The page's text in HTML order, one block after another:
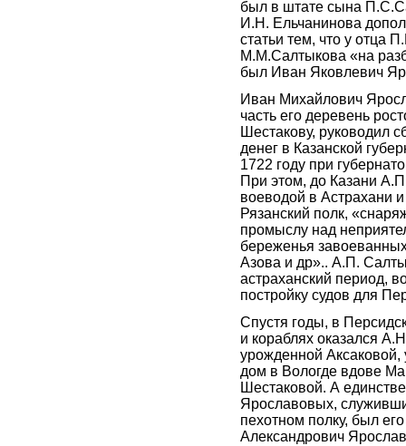
был в штате сына
И.Н. Ельчанинова
статьи тем, что у отца
М.М.Салтыкова «на
был Иван Яковлевич
Иван Михайлович
часть его деревень
Шестакову, руководил
денег в Казанской
1722 году при
При этом, до Казани
воеводой в Астрахани
Рязанский полк,
промыслу над
береженья
Азова и др».. А.П.
астраханский период,
постройку судов для
Спустя годы, в
и кораблях оказался
урожденной
дом в Вологде вдове
Шестаковой. А
Ярославовых,
пехотном полку, был
Александрович